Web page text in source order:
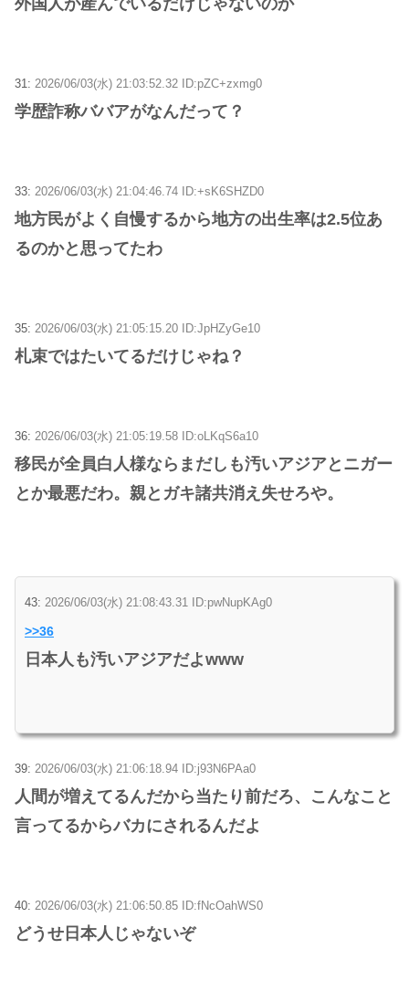
31: 2026/06/03(水) 21:03:52.32 ID:pZC+zxmg0
学歴詐称ババアがなんだって？
33: 2026/06/03(水) 21:04:46.74 ID:+sK6SHZD0
地方民がよく自慢するから地方の出生率は2.5位あ
るのかと思ってたわ
35: 2026/06/03(水) 21:05:15.20 ID:JpHZyGe10
札束ではたいてるだけじゃね？
36: 2026/06/03(水) 21:05:19.58 ID:oLKqS6a10
移民が全員白人様ならまだしも汚いアジアとニガー
とか最悪だわ。親とガキ諸共消え失せろや。
43: 2026/06/03(水) 21:08:43.31 ID:pwNupKAg0
>>36
日本人も汚いアジアだよwww
39: 2026/06/03(水) 21:06:18.94 ID:j93N6PAa0
人間が増えてるんだから当たり前だろ、こんなこと
言ってるからバカにされるんだよ
40: 2026/06/03(水) 21:06:50.85 ID:fNcOahWS0
どうせ日本人じゃないぞ